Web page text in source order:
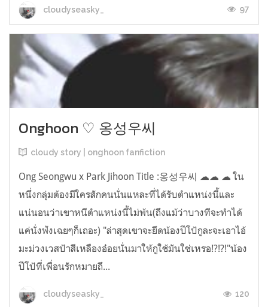
cloudyseasky_ 97
Onghoon ♡ 옹성우씨
cloudy story | onghoon fanfiction
Ong Seongwu x Park Jihoon Title :옹성우씨 ☁☁ ☁ ใน
หนึ่งกลุ่มต้องมีใครสักคนนั่นแหละที่ได้รับตำแหน่งนี้และ
แน่นอนว่าเขาหนีตำแหน่งนี้ไม่พ้น(ถึงแม้ว่าบางทีจะทำได้
แค่นั่งฟังเฉยๆก็เถอะ) "ล่าสุดเขาจะยึดน้องปีโป้กูละจะเอาไอ้
มะม่วงเวสป้าสีเหลืองอ๋อยนั่นมาให้กูใช้มันใช่เหรอ!?!?!"น้อง
ปีโป้ที่เพื่อนรักหมายถึ...
cloudyseasky_ 120